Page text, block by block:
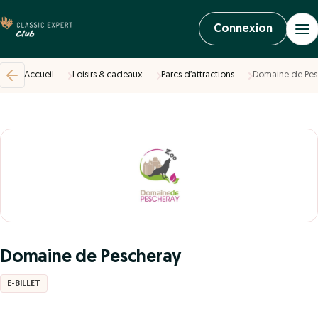
Connexion
Accueil Loisirs & cadeaux Parcs d’attractions Domaine de
Domaine de Pescheray
E-BILLET